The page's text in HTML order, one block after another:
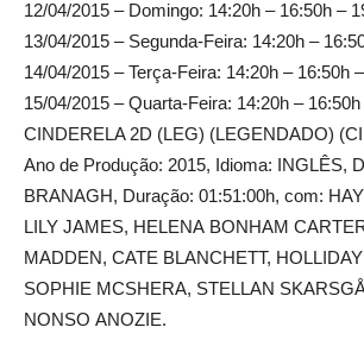
12/04/2015 – Domingo: 14:20h – 16:50h –
13/04/2015 – Segunda-Feira: 14:20h –
14/04/2015 – Terça-Feira: 14:20h – 16:50h
15/04/2015 – Quarta-Feira: 14:20h –
CINDERELA 2D (LEG) (LEGENDADO)
Ano de Produção: 2015, Idioma: INGLÊS,
BRANAGH, Duração: 01:51:00h, com:
LILY JAMES, HELENA BONHAM
MADDEN, CATE BLANCHETT,
SOPHIE MCSHERA, STELLAN
NONSO ANOZIE.